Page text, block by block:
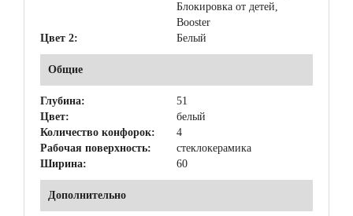
Блокировка от детей,
Booster
Цвет 2:
Белый
Общие
Глубина:
51
Цвет:
белый
Количество конфорок:
4
Рабочая поверхность:
стеклокерамика
Ширина:
60
Дополнительно